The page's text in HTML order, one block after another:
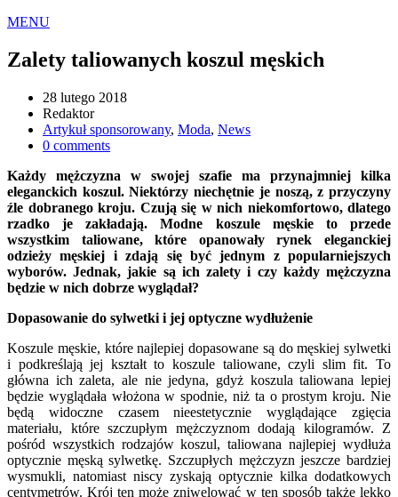
MENU
Zalety taliowanych koszul męskich
28 lutego 2018
Redaktor
Artykuł sponsorowany, Moda, News
0 comments
Każdy mężczyzna w swojej szafie ma przynajmniej kilka
eleganckich koszul. Niektórzy niechętnie je noszą, z przyczyny
źle dobranego kroju. Czują się w nich niekomfortowo, dlatego
rzadko je zakładają. Modne koszule męskie to przede
wszystkim taliowane, które opanowały rynek eleganckiej
odzieży męskiej i zdają się być jednym z popularniejszych
wyborów. Jednak, jakie są ich zalety i czy każdy mężczyzna
będzie w nich dobrze wyglądał?
Dopasowanie do sylwetki i jej optyczne wydłużenie
Koszule męskie, które najlepiej dopasowane są do męskiej sylwetki
i podkreślają jej kształt to koszule taliowane, czyli slim fit. To
główna ich zaleta, ale nie jedyna, gdyż koszula taliowana lepiej
będzie wyglądała włożona w spodnie, niż ta o prostym kroju. Nie
będą widoczne czasem nieestetycznie wyglądające zgięcia
materiału, które szczupłym mężczyznom dodają kilogramów. Z
pośród wszystkich rodzajów koszul, taliowana najlepiej wydłuża
optycznie męską sylwetkę. Szczupłych mężczyzn jeszcze bardziej
wysmukli, natomiast niscy zyskają optycznie kilka dodatkowych
centymetrów. Krój ten może zniwelować w ten sposób także lekko